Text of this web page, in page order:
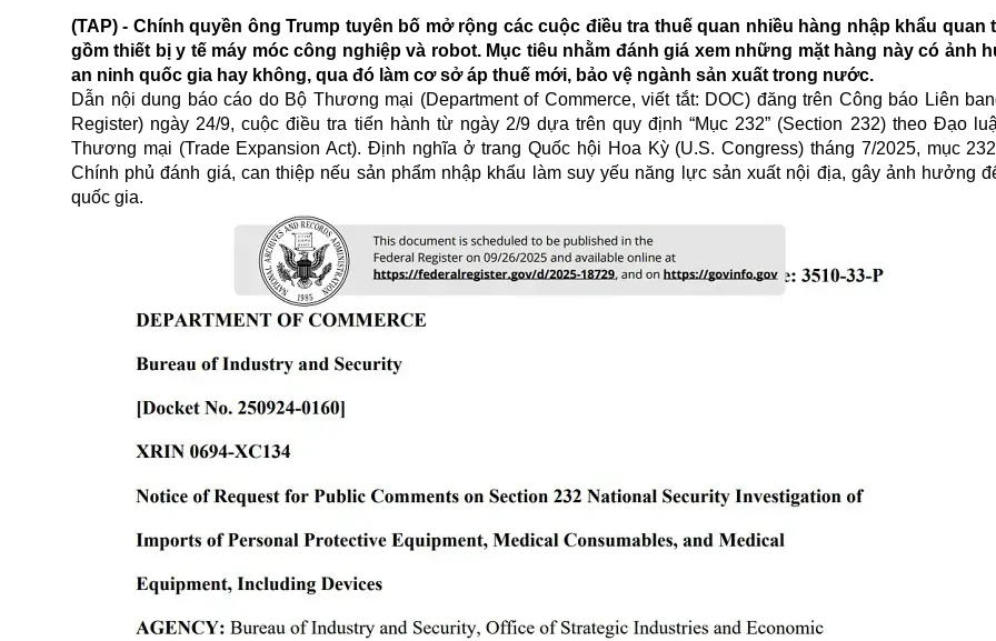
(TAP) - Chính quyền ông Trump tuyên bố mở rộng các cuộc điều tra thuế quan nhiều hàng nhập khẩu quan
gồm thiết bị y tế máy móc công nghiệp và robot. Mục tiêu nhằm đánh giá xem những mặt hàng này có ảnh
an ninh quốc gia hay không, qua đó làm cơ sở áp thuế mới, bảo vệ ngành sản xuất trong nước.
Dẫn nội dung báo cáo do Bộ Thương mại (Department of Commerce, viết tắt: DOC) đăng trên Công báo Liên
Register) ngày 24/9, cuộc điều tra tiến hành từ ngày 2/9 dựa trên quy định “Mục 232” (Section 232) theo Đạo
Thương mại (Trade Expansion Act). Định nghĩa ở trang Quốc hội Hoa Kỳ (U.S. Congress) tháng 7/2025, mục
Chính phủ đánh giá, can thiệp nếu sản phẩm nhập khẩu làm suy yếu năng lực sản xuất nội địa, gây ảnh hưởng
quốc gia.